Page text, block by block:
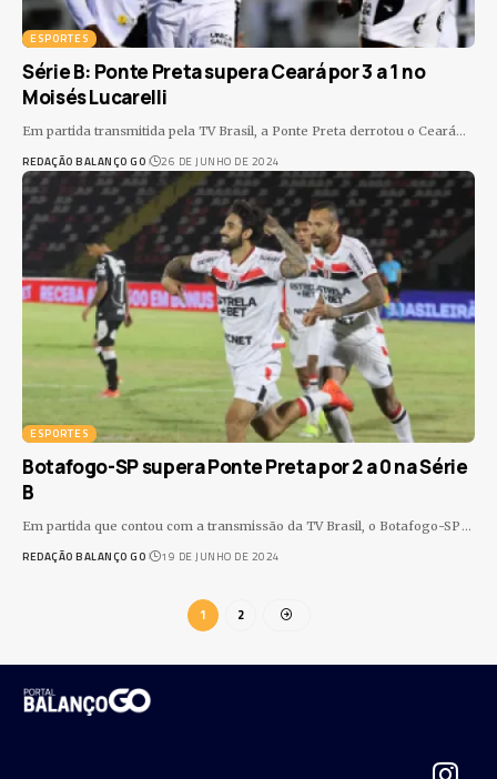
ESPORTES
Série B: Ponte Preta supera Ceará por 3 a 1 no
Moisés Lucarelli
Em partida transmitida pela TV Brasil, a Ponte Preta derrotou o Ceará…
REDAÇÃO BALANÇO GO 26 DE JUNHO DE 2024
ESPORTES
Botafogo-SP supera Ponte Preta por 2 a 0 na Série
B
Em partida que contou com a transmissão da TV Brasil, o Botafogo-SP …
REDAÇÃO BALANÇO GO 19 DE JUNHO DE 2024
1 2